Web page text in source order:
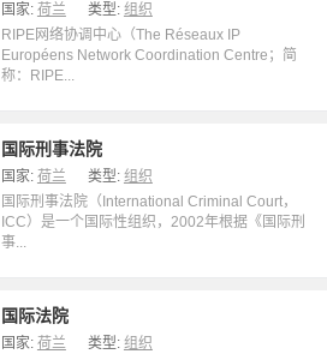
国家: 荷兰 类型: 组织
RIPE网络协调中心（The Réseaux IP
Européens Network Coordination Centre；简
称：RIPE...
国际刑事法院
国家: 荷兰 类型: 组织
国际刑事法院（International Criminal Court，
ICC）是一个国际性组织，2002年根据《国际刑
事...
国际法院
国家: 荷兰 类型: 组织